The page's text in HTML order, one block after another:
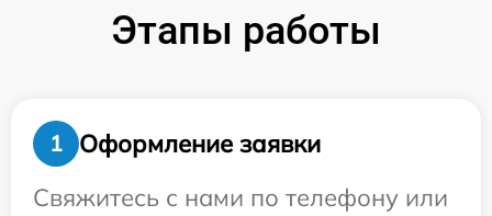
Этапы работы
1
Оформление заявки
Свяжитесь с нами по телефону или